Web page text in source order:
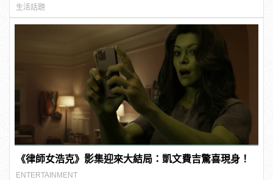
連結！ | manfashion這樣變型男
生活話題
《律師女浩克》影集迎來大結局：凱文費吉驚喜現身！
ENTERTAINMENT